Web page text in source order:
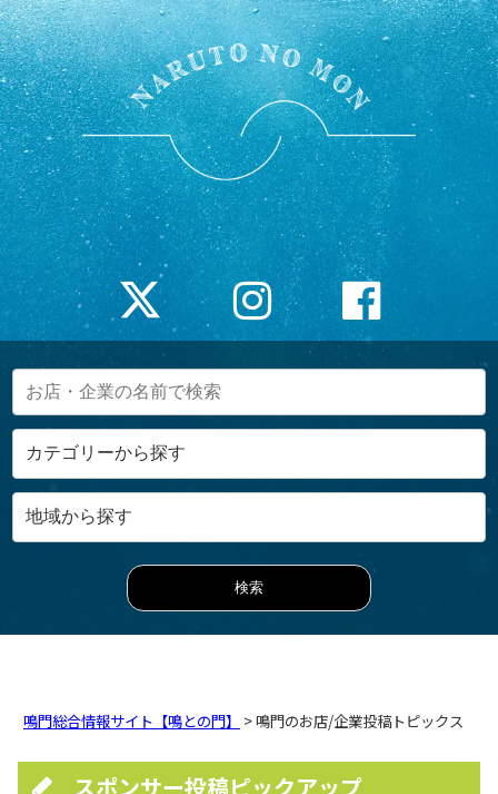
鳴門総合情報サイト【鳴との門】 > 鳴門のお店/企業投稿トピックス
スポンサー投稿ピックアップ